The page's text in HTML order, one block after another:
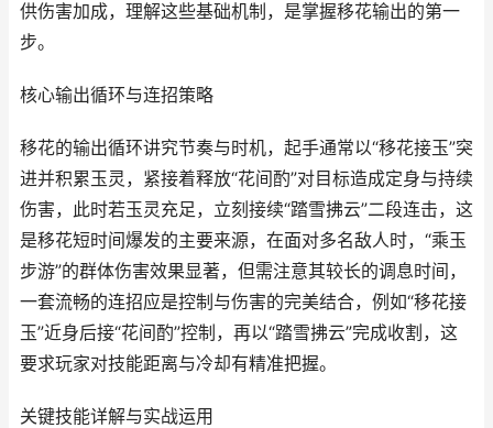
供伤害加成，理解这些基础机制，是掌握移花输出的第一
步。
核心输出循环与连招策略
移花的输出循环讲究节奏与时机，起手通常以“移花接玉”突
进并积累玉灵，紧接着释放“花间酌”对目标造成定身与持续
伤害，此时若玉灵充足，立刻接续“踏雪拂云”二段连击，这
是移花短时间爆发的主要来源，在面对多名敌人时，“乘玉
步游”的群体伤害效果显著，但需注意其较长的调息时间，
一套流畅的连招应是控制与伤害的完美结合，例如“移花接
玉”近身后接“花间酌”控制，再以“踏雪拂云”完成收割，这
要求玩家对技能距离与冷却有精准把握。
关键技能详解与实战运用